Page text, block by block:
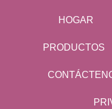
HOGAR
PRODUCTOS